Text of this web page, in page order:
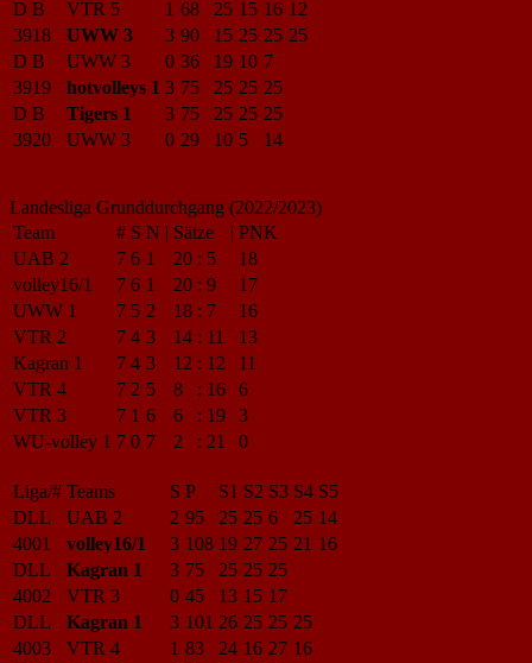
D B
VTR 5 1 68 25 15 16 12
3918
UWW 3 3 90 15 25 25 25
D B
UWW 3 0 36 19 10 7
3919
hotvolleys 1 3 75 25 25 25
D B
Tigers 1 3 75 25 25 25
3920
UWW 3 0 29 10 5 14
Landesliga Grunddurchgang (2022/2023)
Team
# S N | Sätze | PNK
UAB 2
7 6 1 20 : 5
18
volley16/1
7 6 1 20 : 9
17
UWW 1
7 5 2 18 : 7
16
VTR 2
7 4 3 14 : 11
13
Kagran 1
7 4 3 12 : 12
11
VTR 4
7 2 5 8 : 16
6
VTR 3
7 1 6 6 : 19
3
WU-volley 1 7 0 7 2 : 21 0
Liga/# Teams S P S1 S2 S3 S4 S5
DLL
UAB 2 2 95 25 25 6 25 14
4001
volley16/1 3 108 19 27 25 21 16
DLL
Kagran 1 3 75 25 25 25
4002
VTR 3 0 45 13 15 17
DLL
Kagran 1 3 101 26 25 25 25
4003
VTR 4 1 83 24 16 27 16